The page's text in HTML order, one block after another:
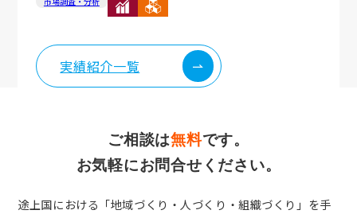
実績紹介一覧
ご相談は無料です。
お気軽にお問合せください。
途上国における「地域づくり・人づくり・組織づくり」を手